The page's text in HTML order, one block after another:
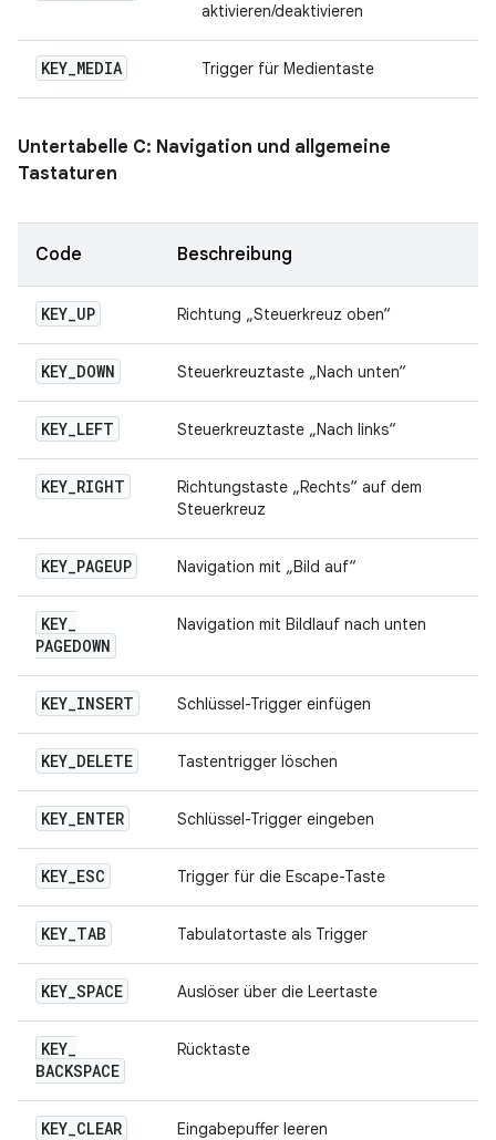
aktivieren/deaktivieren
KEY_MEDIA Trigger für Medientaste
Untertabelle C: Navigation und allgemeine
Tastaturen
Code Beschreibung
KEY_UP Richtung „Steuerkreuz oben“
KEY_DOWN Steuerkreuztaste „Nach unten“
KEY_LEFT Steuerkreuztaste „Nach links“
KEY_RIGHT
Richtungstaste „Rechts“ auf dem
Steuerkreuz
KEY_PAGEUP Navigation mit „Bild auf“
KEY_
PAGEDOWN
Navigation mit Bildlauf nach unten
KEY_INSERT Schlüssel-Trigger einfügen
KEY_DELETE Tastentrigger löschen
KEY_ENTER Schlüssel-Trigger eingeben
KEY_ESC Trigger für die Escape-Taste
KEY_TAB Tabulatortaste als Trigger
KEY_SPACE Auslöser über die Leertaste
KEY_
BACKSPACE
Rücktaste
KEY_CLEAR Eingabepuffer leeren